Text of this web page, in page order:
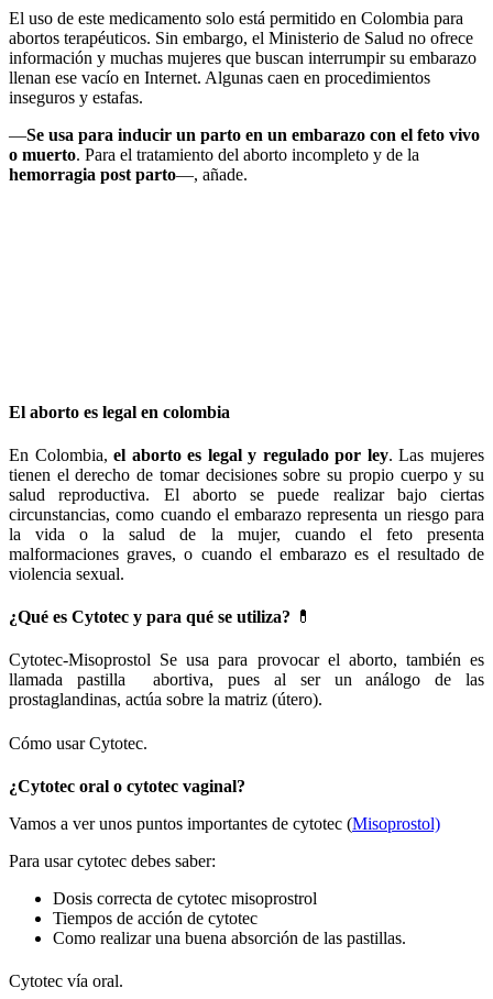
El uso de este medicamento solo está permitido en Colombia para
abortos terapéuticos. Sin embargo, el Ministerio de Salud no ofrece
información y muchas mujeres que buscan interrumpir su embarazo
llenan ese vacío en Internet. Algunas caen en procedimientos
inseguros y estafas.
—Se usa para inducir un parto en un embarazo con el feto vivo
o muerto. Para el tratamiento del aborto incompleto y de la
hemorragia post parto—, añade.
El aborto es legal en colombia
En Colombia,el aborto es legal y regulado por ley. Las mujeres
tienen el derecho de tomar decisiones sobre su propio cuerpo y su
salud reproductiva. El aborto se puede realizar bajo ciertas
circunstancias, como cuando el embarazo representa un riesgo para
la vida o la salud de la mujer, cuando el feto presenta
malformaciones graves, o cuando el embarazo es el resultado de
violencia sexual.
¿Qué es Cytotec y para qué se utiliza? 💊
Cytotec-Misoprostol Se usa para provocar el aborto, también es
llamada pastilla abortiva, pues al ser un análogo de las
prostaglandinas, actúa sobre la matriz (útero).
Cómo usar Cytotec.
¿Cytotec oral o cytotec vaginal?
Vamos a ver unos puntos importantes de cytotec (Misoprostol)
Para usar cytotec debes saber:
Dosis correcta de cytotec misoprostrol
Tiempos de acción de cytotec
Como realizar una buena absorción de las pastillas.
Cytotec vía oral.